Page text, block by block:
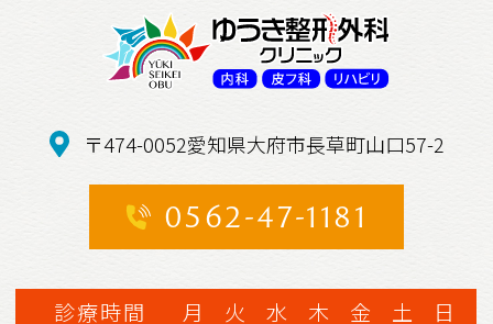
〒474-0052愛知県大府市長草町山口57-2
0562-47-1181
診療時間 月 火 水 木 金 土 日